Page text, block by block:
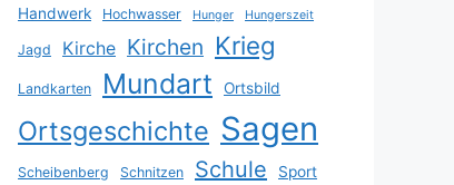
Handwerk
Hochwasser Hunger Hungerszeit
Jagd Kirche Kirchen Krieg
Landkarten Mundart Ortsbild
Ortsgeschichte Sagen
Scheibenberg Schnitzen Schule Sport